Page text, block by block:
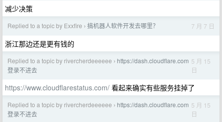
减少决策
Replied to a topic by Exxfire › 搞机器人软件开发去哪里？ 7 月 7 日
浙江那边还是更有钱的
Replied to a topic by rivercherdeeeeee › https://dash.cloudflare.com
登录不进去
5 月 15
日
https://www.cloudflarestatus.com/ 看起来确实有些服务挂掉了
Replied to a topic by rivercherdeeeeee › https://dash.cloudflare.com
登录不进去
5 月 15
日